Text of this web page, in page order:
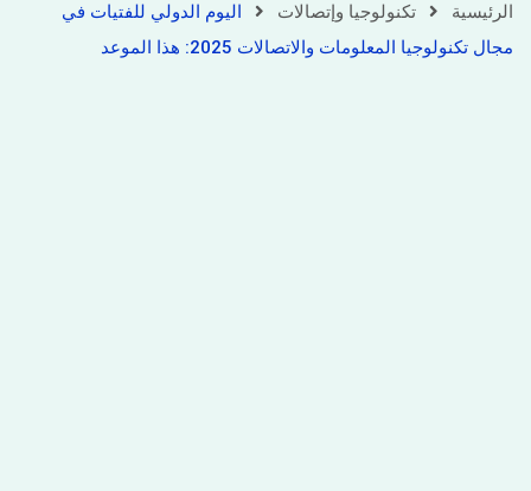
الرئيسية تكنولوجيا وإتصالات
اليوم الدولي للفتيات في
مجال تكنولوجيا المعلومات والاتصالات 2025: هذا الموعد